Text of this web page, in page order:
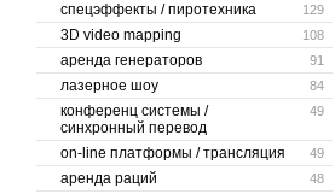
129
спецэффекты / пиротехника
108
3D video mapping
91
аренда генераторов
84
лазерное шоу
49
конференц системы /
синхронный перевод
49
on-line платформы / трансляция
48
аренда раций